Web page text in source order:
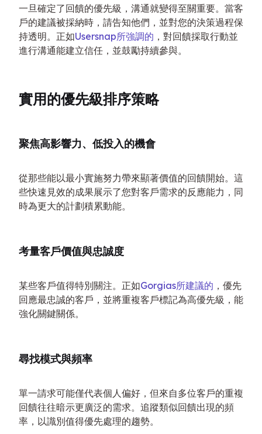
一旦確定了回饋的優先級，溝通就變得至關重要。當客
戶的建議被採納時，請告知他們，並對您的決策過程保
持透明。正如Usersnap所強調的 ，對回饋採取行動並
進行溝通能建立信任，並鼓勵持續參與。
實用的優先級排序策略
聚焦高影響力、低投入的機會
從那些能以最小實施努力帶來顯著價值的回饋開始。這
些快速見效的成果展示了您對客戶需求的反應能力，同
時為更大的計劃積累動能。
考量客戶價值與忠誠度
某些客戶值得特別關注。正如Gorgias所建議的 ，優先
回應最忠誠的客戶，並將重複客戶標記為高優先級，能
強化關鍵關係。
尋找模式與頻率
單一請求可能僅代表個人偏好，但來自多位客戶的重複
回饋往往暗示更廣泛的需求。追蹤類似回饋出現的頻
率，以識別值得優先處理的趨勢。